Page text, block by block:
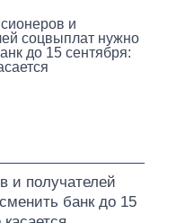
и
соцвыплат нужно
до 15 сентября:
и получателей
банк до 15